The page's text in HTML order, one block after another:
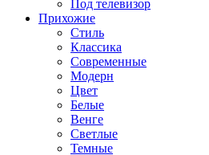
Под телевизор
Прихожие
Стиль
Классика
Современные
Модерн
Цвет
Белые
Венге
Светлые
Темные